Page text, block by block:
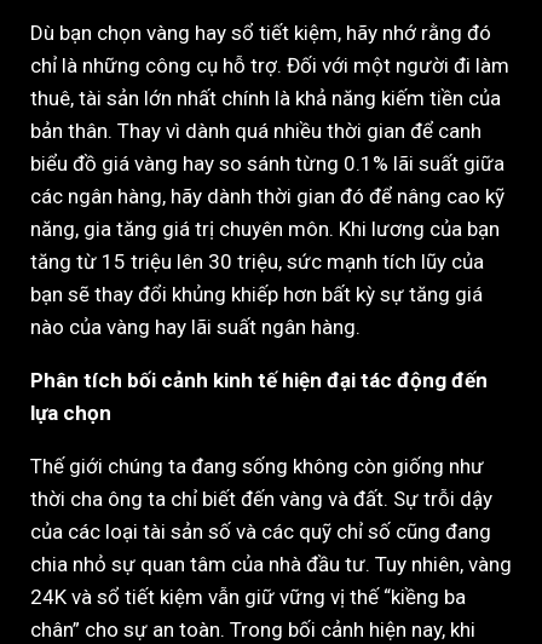
Dù bạn chọn vàng hay sổ tiết kiệm, hãy nhớ rằng đó
chỉ là những công cụ hỗ trợ. Đối với một người đi làm
thuê, tài sản lớn nhất chính là khả năng kiếm tiền của
bản thân. Thay vì dành quá nhiều thời gian để canh
biểu đồ giá vàng hay so sánh từng 0.1% lãi suất giữa
các ngân hàng, hãy dành thời gian đó để nâng cao kỹ
năng, gia tăng giá trị chuyên môn. Khi lương của bạn
tăng từ 15 triệu lên 30 triệu, sức mạnh tích lũy của
bạn sẽ thay đổi khủng khiếp hơn bất kỳ sự tăng giá
nào của vàng hay lãi suất ngân hàng.
Phân tích bối cảnh kinh tế hiện đại tác động đến
lựa chọn
Thế giới chúng ta đang sống không còn giống như
thời cha ông ta chỉ biết đến vàng và đất. Sự trỗi dậy
của các loại tài sản số và các quỹ chỉ số cũng đang
chia nhỏ sự quan tâm của nhà đầu tư. Tuy nhiên, vàng
24K và sổ tiết kiệm vẫn giữ vững vị thế “kiềng ba
chân” cho sự an toàn. Trong bối cảnh hiện nay, khi